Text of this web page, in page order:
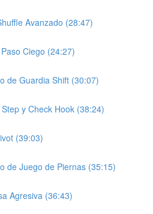
Avanzado (28:47)
Ciego (24:27)
de Guardia Shift (30:07)
y Check Hook (38:24)
(39:03)
de Juego de Piernas (35:15)
Agresiva (36:43)